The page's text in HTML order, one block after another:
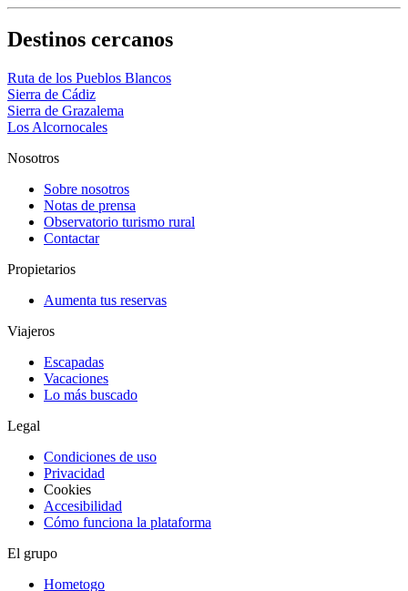
Destinos cercanos
Ruta de los Pueblos Blancos
Sierra de Cádiz
Sierra de Grazalema
Los Alcornocales
Nosotros
Sobre nosotros
Notas de prensa
Observatorio turismo rural
Contactar
Propietarios
Aumenta tus reservas
Viajeros
Escapadas
Vacaciones
Lo más buscado
Legal
Condiciones de uso
Privacidad
Cookies
Accesibilidad
Cómo funciona la plataforma
El grupo
Hometogo